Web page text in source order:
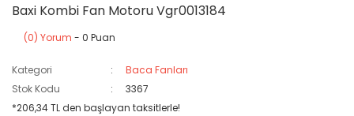
Baxi Kombi Fan Motoru Vgr0013184
(0) Yorum - 0 Puan
Kategori
Baca Fanları
Stok Kodu
3367
*206,34 TL den başlayan taksitlerle!